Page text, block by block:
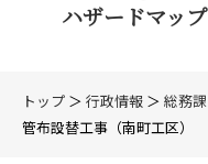
ハザードマップ
トップ ＞ 行政情報 ＞ 総務課
管布設替工事（南町工区）